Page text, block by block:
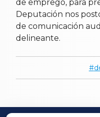
de emprego, para
Deputación nos
de comunicación
delineante.